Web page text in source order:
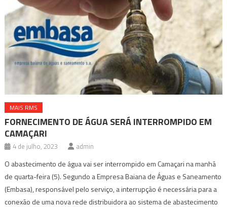
MAIS RMS
FORNECIMENTO DE ÁGUA SERÁ INTERROMPIDO EM
CAMAÇARI
4 de julho, 2023 admin
O abastecimento de água vai ser interrompido em Camaçari na manhã
de quarta-feira (5). Segundo a Empresa Baiana de Águas e Saneamento
(Embasa), responsável pelo serviço, a interrupção é necessária para a
conexão de uma nova rede distribuidora ao sistema de abastecimento